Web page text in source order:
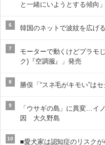
と一緒にいようとする傾向」
6 韓国のネットで波紋を広げ
7
モーターで動くけどプラモ
ク)『空調服』」発売
8 勝俣「“スネ毛がキモい”はセ
9
「ウサギの島」に異変…イ
因 大久野島
10 ■愛犬家は認知症のリスクが